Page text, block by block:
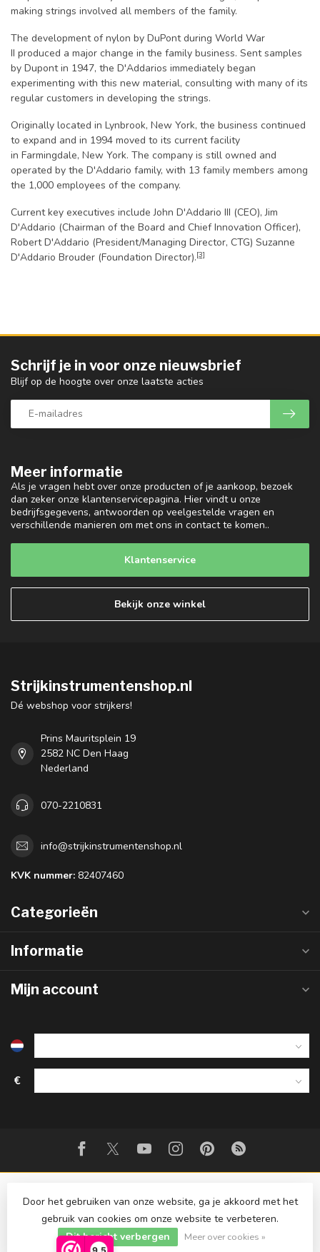
9,5
making strings involved all members of the family.
The development of nylon by DuPont during World War
II produced a major change in the family business. Sent samples
by Dupont in 1947, the D'Addarios immediately began
experimenting with this new material, consulting with many of its
regular customers in developing the strings.
Originally located in Lynbrook, New York, the business continued
to expand and in 1994 moved to its current facility
in Farmingdale, New York. The company is still owned and
operated by the D'Addario family, with 13 family members among
the 1,000 employees of the company.
Current key executives include John D'Addario III (CEO), Jim
D'Addario (Chairman of the Board and Chief Innovation Officer),
Robert D'Addario (President/Managing Director, CTG) Suzanne
D'Addario Brouder (Foundation Director).[3]
Meer informatie
Als je vragen hebt over onze producten of je aankoop, bezoek
dan zeker onze klantenservicepagina. Hier vindt u onze
bedrijfsgegevens, antwoorden op veelgestelde vragen en
verschillende manieren om met ons in contact te komen..
Klantenservice
Bekijk onze winkel
Schrijf je in voor onze nieuwsbrief
Blijf op de hoogte over onze laatste acties
Strijkinstrumentenshop.nl
Dé webshop voor strijkers!
Prins Mauritsplein 19
2582 NC Den Haag
Nederland
070-2210831
info@strijkinstrumentenshop.nl
KVK nummer: 82407460
Categorieën
Informatie
Mijn account
€
© Copyright 2026 Strijkinstrumentenshop.nl
Door het gebruiken van onze website, ga je akkoord met het
gebruik van cookies om onze website te verbeteren.
Dit bericht verbergen
Meer over cookies »